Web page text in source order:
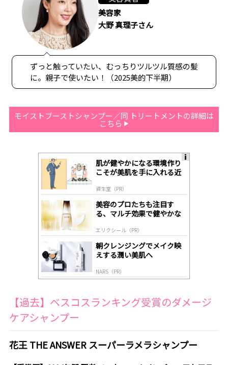
美容家
大野 真理子さん
ずっと触っていたい、むっちりツルツル質感の髪
に。親子で使いたい！（2025美的下半期）
モイストブーストシャンプー／同 トリートメントの詳細は
こちら
肌が健やかになる環境作り
こそが美肌を手に入れる近
資生堂（PR）
美容のプロたちも注目す
る、マルチ効果で健やかな
エリクシール（PR）
朝クレンジングでメイク映
えする潤い美肌へ
NARS（PR）
【過去】ベスコスランキング受賞のダメージ
ケアシャンプー
花王 THE ANSWER スーパーラメラシャンプー